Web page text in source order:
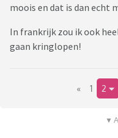
moois en dat is dan echt
In frankrijk zou ik ook
gaan kringlopen!
« 1 2
▼